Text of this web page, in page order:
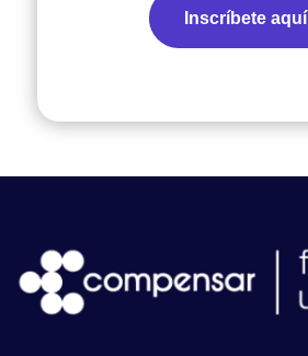
Inscríbete aquí